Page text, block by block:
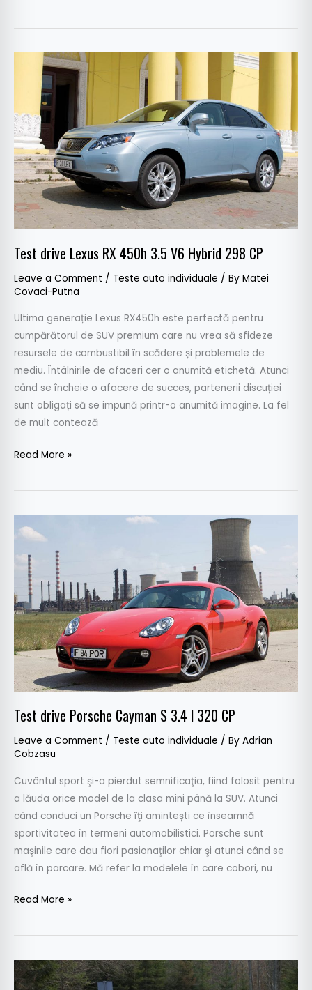
Test drive Lexus RX 450h 3.5 V6 Hybrid 298 CP
Leave a Comment / Teste auto individuale / By Matei
Covaci-Putna
Ultima generație Lexus RX450h este perfectă pentru
cumpărătorul de SUV premium care nu vrea să sfideze
resursele de combustibil în scădere și problemele de
mediu. Întâlnirile de afaceri cer o anumită etichetă. Atunci
când se încheie o afacere de succes, partenerii discuției
sunt obligați să se impună printr-o anumită imagine. La fel
de mult contează
RX
450h
3.5
V6
Hybrid
298
CP
Read More »
Test drive Porsche Cayman S 3.4 l 320 CP
Leave a Comment / Teste auto individuale / By Adrian
Cobzasu
Cuvântul sport şi-a pierdut semnificaţia, fiind folosit pentru
a lăuda orice model de la clasa mini până la SUV. Atunci
când conduci un Porsche îţi amintești ce înseamnă
sportivitatea în termeni automobilistici. Porsche sunt
maşinile care dau fiori pasionaţilor chiar şi atunci când se
află în parcare. Mă refer la modelele în care cobori, nu
drive
Porsche
Cayman
S
3.4
l
320
Read More »
Test
drive